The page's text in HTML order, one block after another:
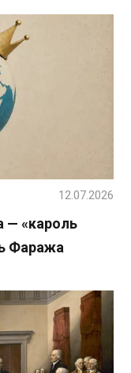
— «кароль
Фаража
12.07.2026